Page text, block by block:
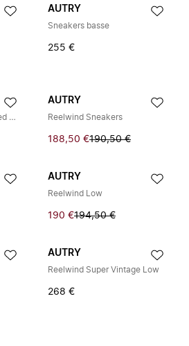
AUTRY
Sneakers basse
255 €
Sneakers effetto distressed Medalist
AUTRY
Reelwind Sneakers
188,50 €190,50 €
AUTRY
Reelwind Low
190 €194,50 €
AUTRY
Reelwind Super Vintage Low
268 €